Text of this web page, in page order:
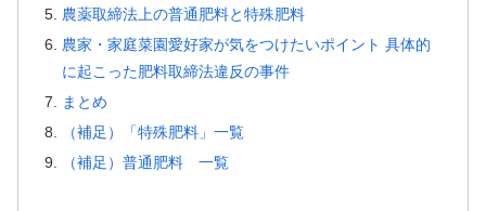
農薬取締法上の普通肥料と特殊肥料
農家・家庭菜園愛好家が気をつけたいポイント 具体的
に起こった肥料取締法違反の事件
まとめ
（補足）「特殊肥料」一覧
（補足）普通肥料 一覧